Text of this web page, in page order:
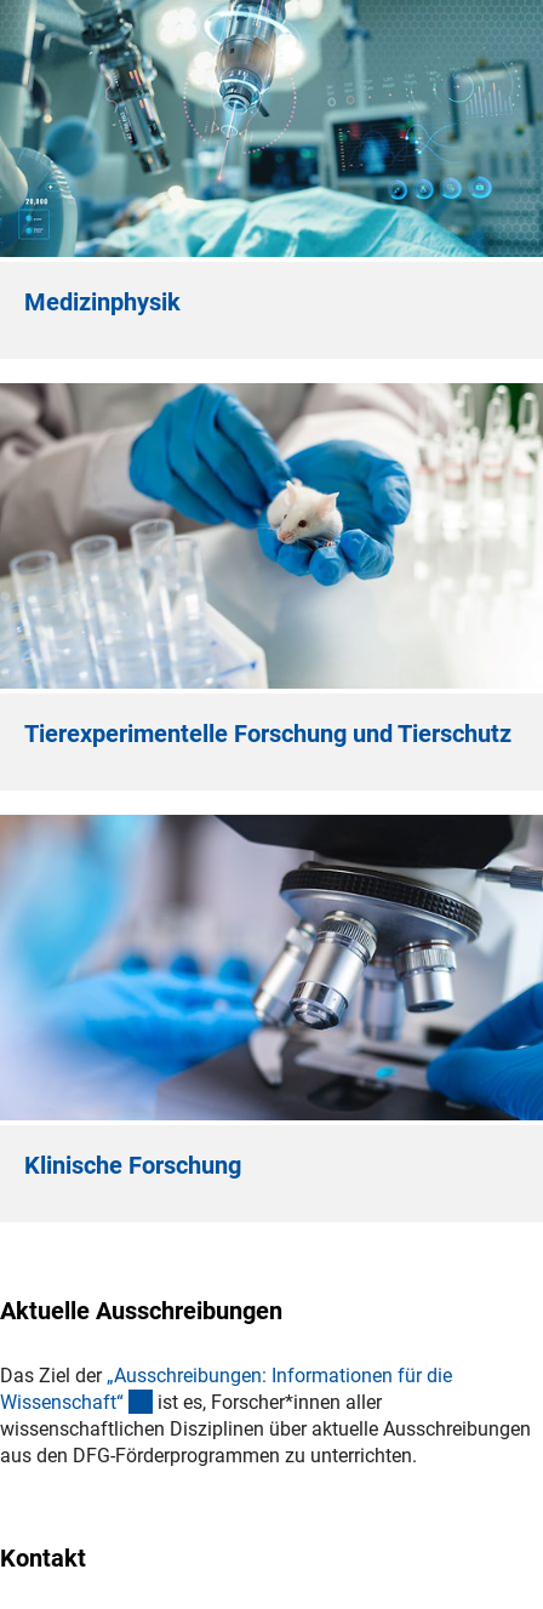
Medizinphysik
Tierexperimentelle Forschung und Tierschutz
Klinische Forschung
Aktuelle Ausschreibungen
Das Ziel der „Ausschreibungen: Informationen für die
Wissenschaft“ (interner Link)
ist es, Forscher*innen aller
wissenschaftlichen Disziplinen über aktuelle Ausschreibungen
aus den DFG-Förderprogrammen zu unterrichten.
Kontakt